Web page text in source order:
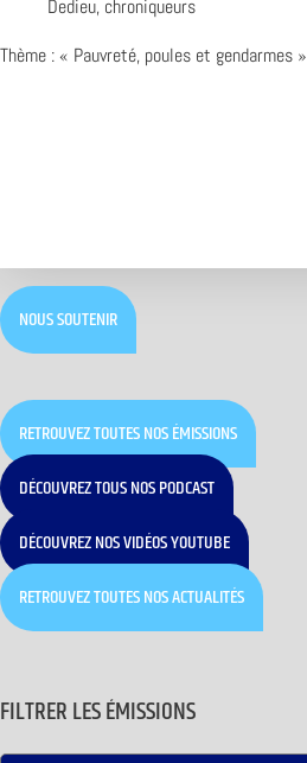
Dedieu, chroniqueurs
Thème : « Pauvreté, poules et gendarmes »
NOUS SOUTENIR
RETROUVEZ TOUTES NOS ÉMISSIONS
DÉCOUVREZ TOUS NOS PODCAST
DÉCOUVREZ NOS VIDÉOS YOUTUBE
RETROUVEZ TOUTES NOS ACTUALITÉS
FILTRER LES ÉMISSIONS